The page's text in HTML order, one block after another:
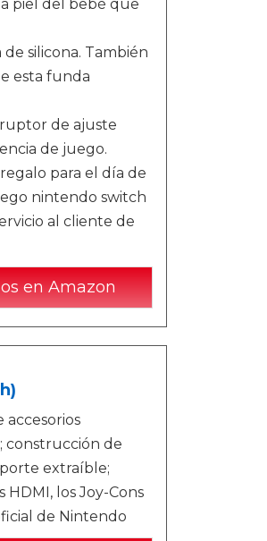
piel del bebé que
silicona. También
esta funda
de ajuste
de juego.
para el día de
nintendo switch
al cliente de
en Amazon
construcción de
extraíble;
los Joy-Cons
de Nintendo